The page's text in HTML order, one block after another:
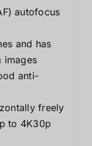
autofocus
and has
images
anti-
freely
to 4K30p